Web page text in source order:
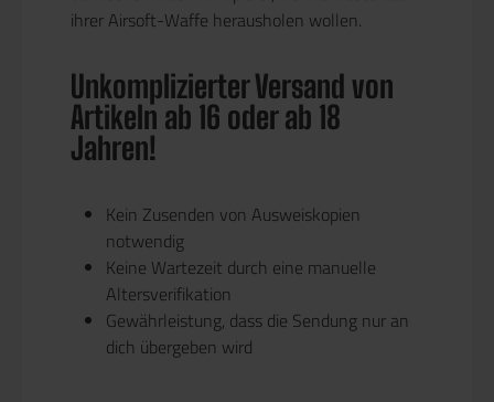
ihrer Airsoft-Waffe herausholen wollen.
Unkomplizierter Versand von
Artikeln ab 16 oder ab 18
Jahren!
Kein Zusenden von Ausweiskopien
notwendig
Keine Wartezeit durch eine manuelle
Altersverifikation
Gewährleistung, dass die Sendung nur an
dich übergeben wird